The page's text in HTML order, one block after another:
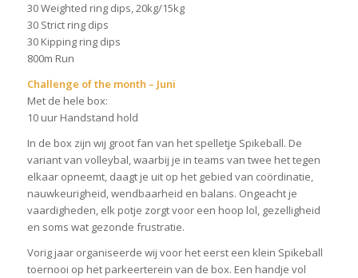
30 Weighted ring dips, 20kg/15kg
30 Strict ring dips
30 Kipping ring dips
800m Run
Challenge of the month – Juni
Met de hele box:
10 uur Handstand hold
In de box zijn wij groot fan van het spelletje Spikeball. De
variant van volleybal, waarbij je in teams van twee het tegen
elkaar opneemt, daagt je uit op het gebied van coördinatie,
nauwkeurigheid, wendbaarheid en balans. Ongeacht je
vaardigheden, elk potje zorgt voor een hoop lol, gezelligheid
en soms wat gezonde frustratie.
Vorig jaar organiseerde wij voor het eerst een klein Spikeball
toernooi op het parkeerterein van de box. Een handje vol